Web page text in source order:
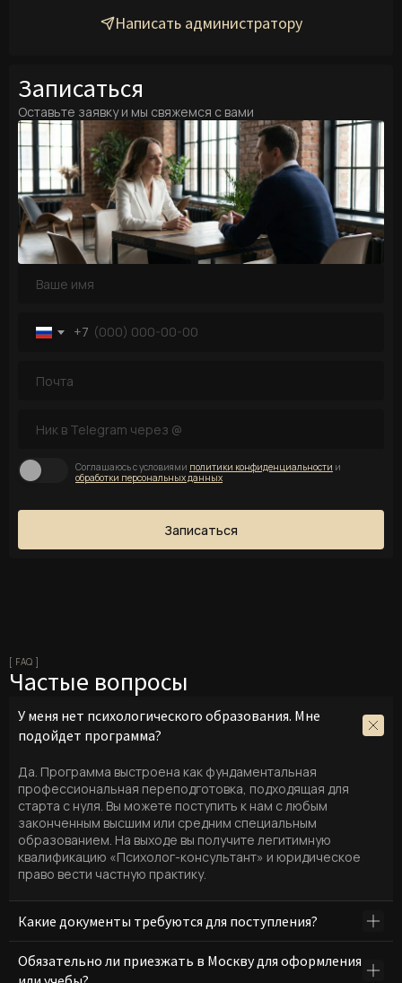
Написать администратору
Записаться
Оставьте заявку и мы свяжемся с вами
+7
Соглашаюсь с условиями политики конфиденциальности и
обработки персональных данных
Записаться
[ FAQ ]
Частые вопросы
У меня нет психологического образования. Мне
подойдет программа?
Да. Программа выстроена как фундаментальная
профессиональная переподготовка, подходящая для
старта с нуля. Вы можете поступить к нам с любым
законченным высшим или средним специальным
образованием. На выходе вы получите легитимную
квалификацию «Психолог-консультант» и юридическое
право вести частную практику.
Какие документы требуются для поступления?
Для оформления официального договора необходим
минимальный пакет документов:
Обязательно ли приезжать в Москву для оформления